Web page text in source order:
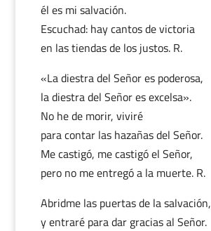
él es mi salvación.
Escuchad: hay cantos de victoria
en las tiendas de los justos. R.
«La diestra del Señor es poderosa,
la diestra del Señor es excelsa».
No he de morir, viviré
para contar las hazañas del Señor.
Me castigó, me castigó el Señor,
pero no me entregó a la muerte. R.
Abridme las puertas de la salvación,
y entraré para dar gracias al Señor.